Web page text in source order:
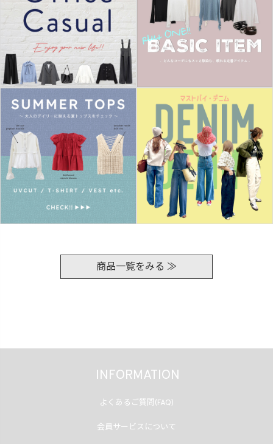
商品一覧をみる ≫
INFORMATION
よくあるご質問(FAQ)
会員サービスについて